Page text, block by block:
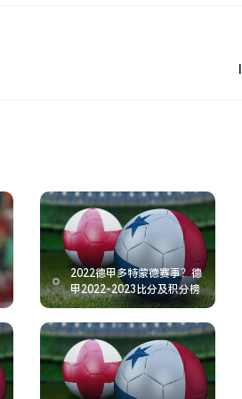
2022德甲多特蒙德赛事？德
甲2022-2023比分及积分榜